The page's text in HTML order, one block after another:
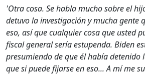
'Otra cosa. Se habla mucho sobre el
detuvo la investigación y mucha gente
eso, así que cualquier cosa que usted
fiscal general sería estupenda. Biden
presumiendo de que él había detenido
que si puede fijarse en eso... A mí me